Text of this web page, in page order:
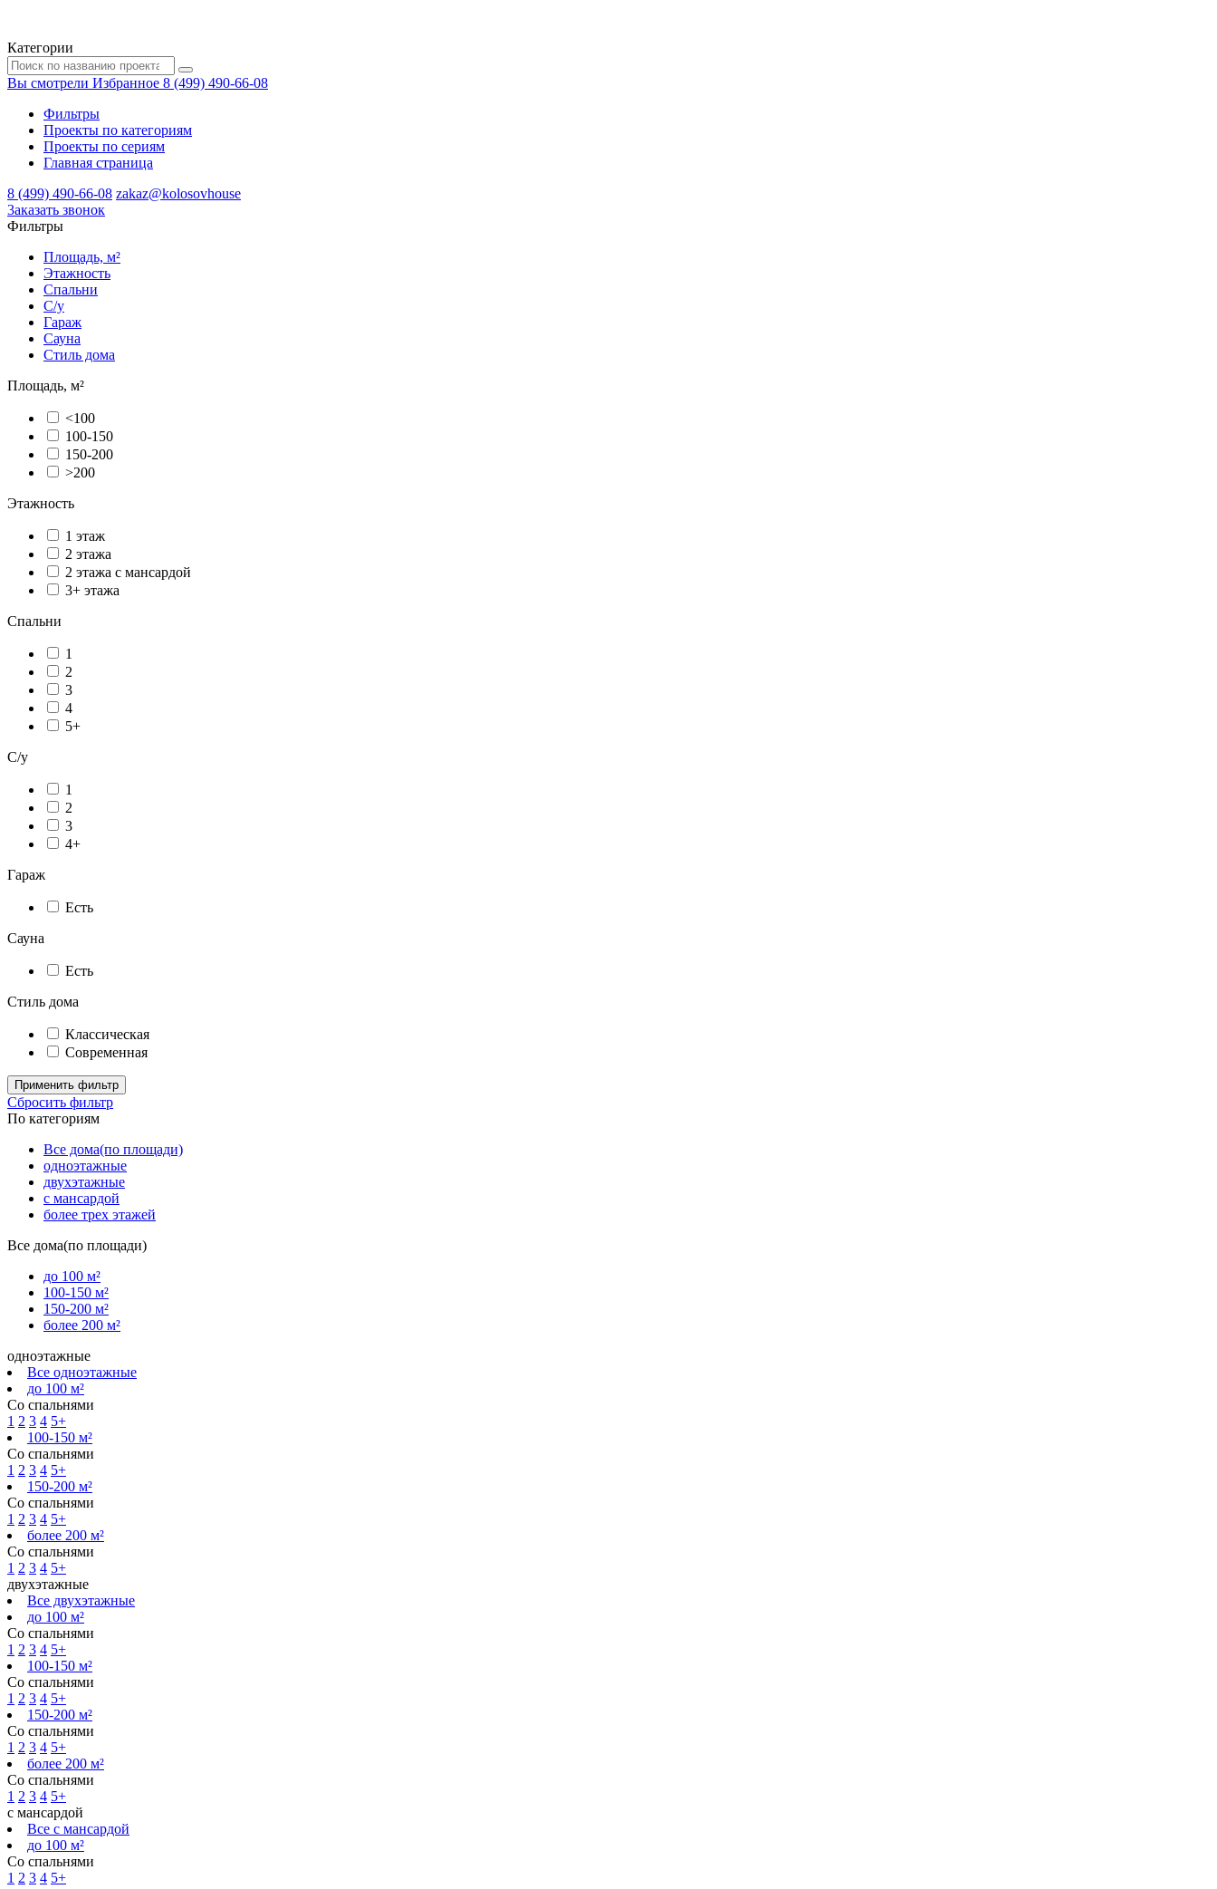
Категории
Вы смотрели Избранное 8 (499) 490-66-08
Фильтры
Проекты по категориям
Проекты по сериям
Главная страница
8 (499) 490-66-08 zakaz@kolosovhouse
3аказать звонок
Фильтры
Площадь, м²
Этажность
Спальни
С/у
Гараж
Сауна
Стиль дома
Площадь, м²
<100
100-150
150-200
>200
Этажность
1 этаж
2 этажа
2 этажа с мансардой
3+ этажа
Спальни
1
2
3
4
5+
С/у
1
2
3
4+
Гараж
Есть
Сауна
Есть
Стиль дома
Классическая
Современная
Применить фильтр
Сбросить фильтр
По категориям
Все дома(по площади)
одноэтажные
двухэтажные
с мансардой
более трех этажей
Все дома(по площади)
до 100 м²
100-150 м²
150-200 м²
более 200 м²
одноэтажные
Все одноэтажные
до 100 м²
Со спальнями
1 2 3 4 5+
100-150 м²
Со спальнями
1 2 3 4 5+
150-200 м²
Со спальнями
1 2 3 4 5+
более 200 м²
Со спальнями
1 2 3 4 5+
двухэтажные
Все двухэтажные
до 100 м²
Со спальнями
1 2 3 4 5+
100-150 м²
Со спальнями
1 2 3 4 5+
150-200 м²
Со спальнями
1 2 3 4 5+
более 200 м²
Со спальнями
1 2 3 4 5+
с мансардой
Все с мансардой
до 100 м²
Со спальнями
1 2 3 4 5+